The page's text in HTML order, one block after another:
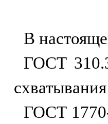
В
ГОСТ
ГОСТ